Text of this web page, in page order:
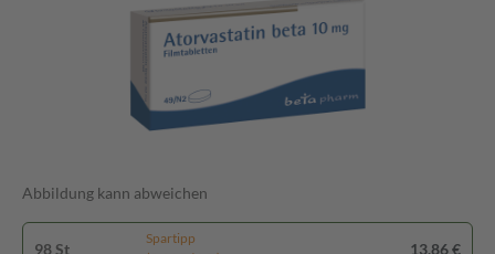
Abbildung kann abweichen
98 St
Spartipp
13,86 €